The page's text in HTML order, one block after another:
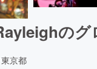
の
東京都